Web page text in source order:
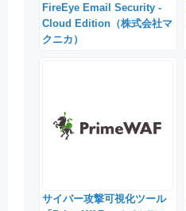
FireEye Email Security -
Cloud Edition（株式会社マ
クニカ）
サイバー攻撃可視化ツール